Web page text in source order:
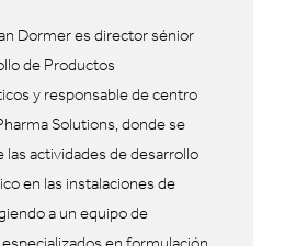
Dormer es director sénior
de Productos
y responsable de centro
Solutions, donde se
las actividades de desarrollo
en las instalaciones de
a un equipo de